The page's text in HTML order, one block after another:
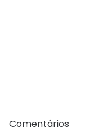
Comentários